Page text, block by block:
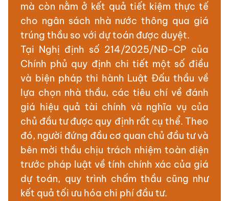
mà còn nằm ở kết quả tiết kiệm thực tế
cho ngân sách nhà nước thông qua giá
trúng thầu so với dự toán được duyệt.
Tại Nghị định số 214/2025/NĐ-CP của
Chính phủ quy định chi tiết một số điều
và biện pháp thi hành Luật Đấu thầu về
lựa chọn nhà thầu, các tiêu chí về đánh
giá hiệu quả tài chính và nghĩa vụ của
chủ đầu tư được quy định rất cụ thể. Theo
đó, người đứng đầu cơ quan chủ đầu tư và
bên mời thầu chịu trách nhiệm toàn diện
trước pháp luật về tính chính xác của giá
dự toán, quy trình chấm thầu cũng như
kết quả tối ưu hóa chi phí đầu tư.